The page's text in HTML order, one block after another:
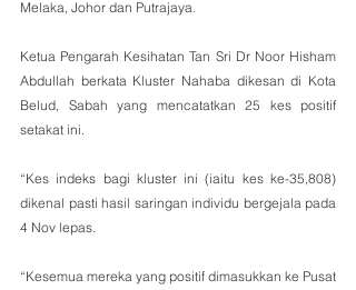
Melaka, Johor dan Putrajaya.
Ketua Pengarah Kesihatan Tan Sri Dr Noor Hisham
Abdullah berkata Kluster Nahaba dikesan di Kota
Belud, Sabah yang mencatatkan 25 kes positif
setakat ini.
“Kes indeks bagi kluster ini (iaitu kes ke-35,808)
dikenal pasti hasil saringan individu bergejala pada
4 Nov lepas.
“Kesemua mereka yang positif dimasukkan ke Pusat